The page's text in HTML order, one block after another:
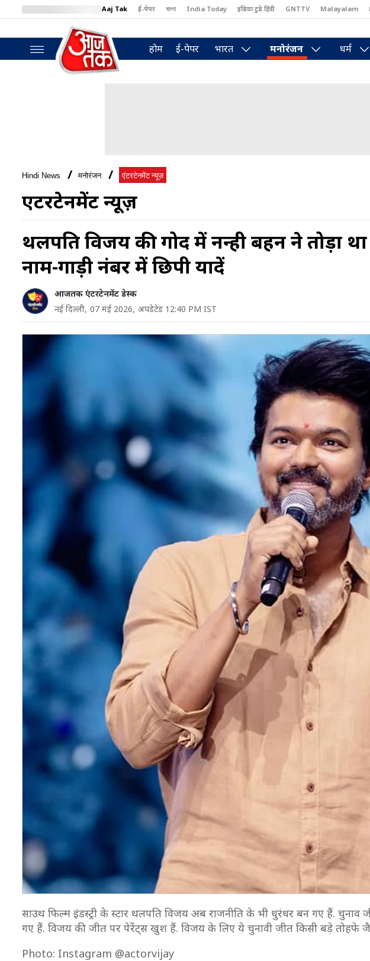
Aaj Tak ई-पेपर বাংলা India Today इंडिया टुडे हिंदी GNTTV Malayalam
BT Bazaar
होम ई-पेपर भारत मनोरंजन धर्म
Hindi News मनोरंजन एंटरटेनमेंट न्यूज़
एंटरटेनमेंट न्यूज़
थलपति विजय की गोद में नन्ही बहन ने तोड़ा
नाम-गाड़ी नंबर में छिपी यादें
आजतक एंटरटेनमेंट डेस्क
नई दिल्ली, 07 मई 2026, अपडेटेड 12:40 PM IST
साउथ फिल्म इंडस्ट्री के स्टार थलपति विजय अब राजनीति के भी धुरंधर बन गए हैं.
गए हैं. विजय की जीत पर पेरेंट्स खुश हैं. विजय के लिए ये चुनावी जीत किसी बड़े तोहफे
Photo: Instagram @actorvijay